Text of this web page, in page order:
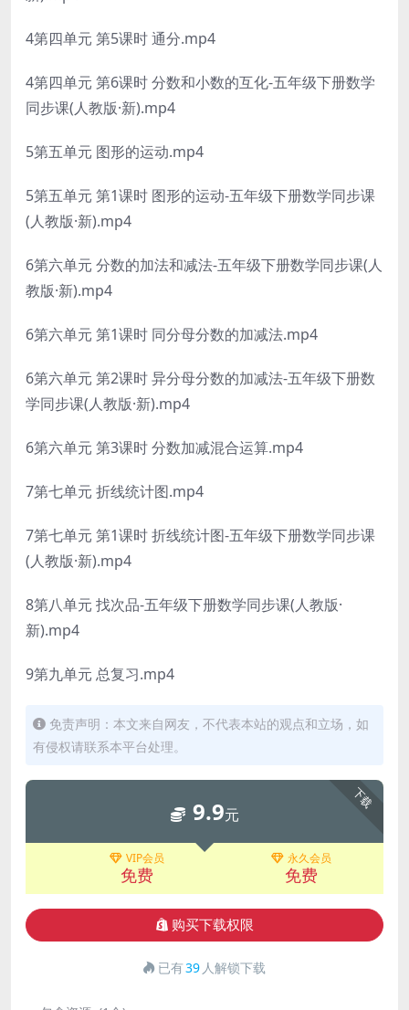
4第四单元 第5课时 通分.mp4
4第四单元 第6课时 分数和小数的互化-五年级下册数学
同步课(人教版·新).mp4
5第五单元 图形的运动.mp4
5第五单元 第1课时 图形的运动-五年级下册数学同步课
(人教版·新).mp4
6第六单元 分数的加法和减法-五年级下册数学同步课(人
教版·新).mp4
6第六单元 第1课时 同分母分数的加减法.mp4
6第六单元 第2课时 异分母分数的加减法-五年级下册数
学同步课(人教版·新).mp4
6第六单元 第3课时 分数加减混合运算.mp4
7第七单元 折线统计图.mp4
7第七单元 第1课时 折线统计图-五年级下册数学同步课
(人教版·新).mp4
8第八单元 找次品-五年级下册数学同步课(人教版·
新).mp4
9第九单元 总复习.mp4
免责声明：本文来自网友，不代表本站的观点和立场，如
有侵权请联系本平台处理。
下载
9.9元
VIP会员
免费
永久会员
免费
购买下载权限
已有39 人解锁下载